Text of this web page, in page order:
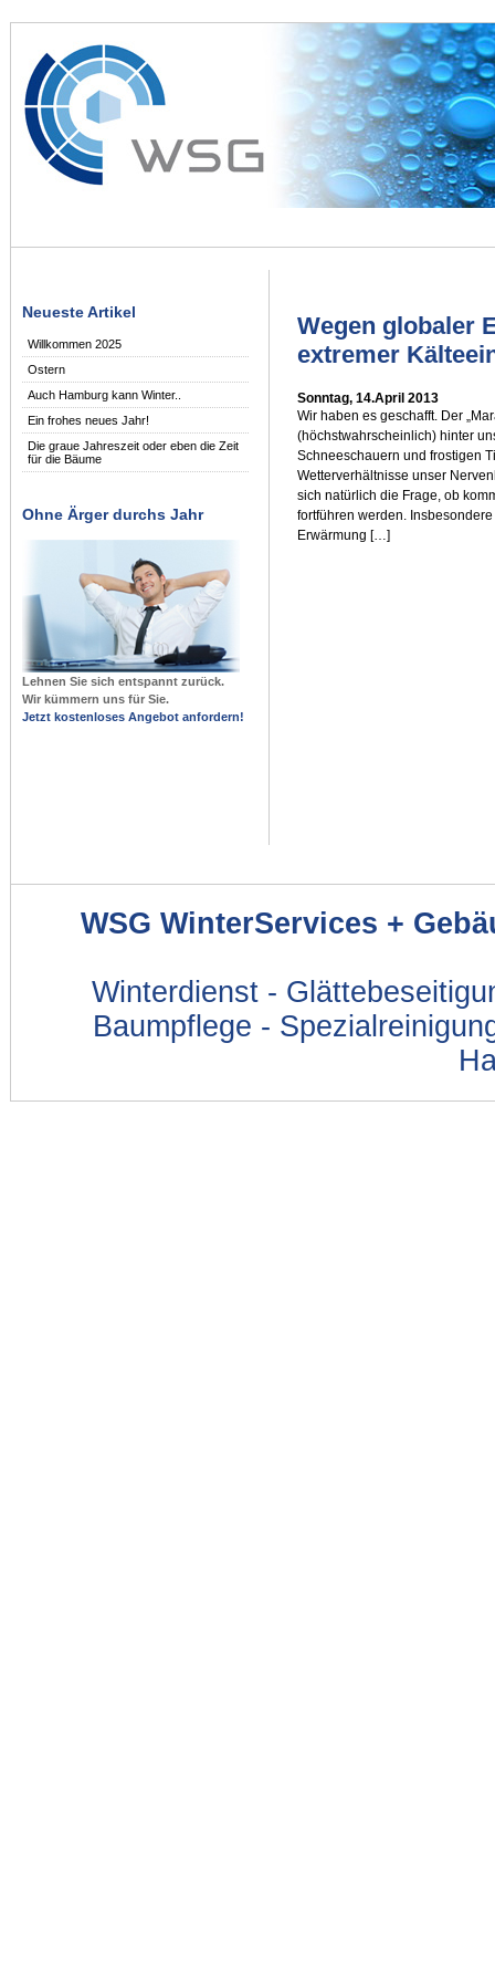
Neueste Artikel
Willkommen 2025
Ostern
Auch Hamburg kann Winter..
Ein frohes neues Jahr!
Die graue Jahreszeit oder eben die Zeit
für die Bäume
Ohne Ärger durchs Jahr
Lehnen Sie sich entspannt zurück.
Wir kümmern uns für Sie.
Jetzt kostenloses Angebot anfordern!
Wegen globaler
extremer
Sonntag, 14.April 2013
Wir haben es geschafft. Der
(höchstwahrscheinlich) hinter
Schneeschauern und frostigen
Wetterverhältnisse unser
sich natürlich die Frage, ob
fortführen werden.
Erwärmung […]
WSG WinterServices +
Winterdienst -
Baumpflege -